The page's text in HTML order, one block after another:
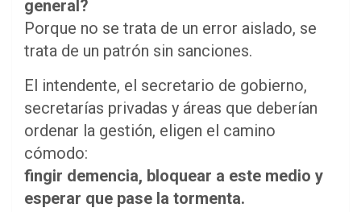
general?
Porque no se trata de un error aislado, se
trata de un patrón sin sanciones.
El intendente, el secretario de gobierno,
secretarías privadas y áreas que deberían
ordenar la gestión, eligen el camino
cómodo:
fingir demencia, bloquear a este medio y
esperar que pase la tormenta.